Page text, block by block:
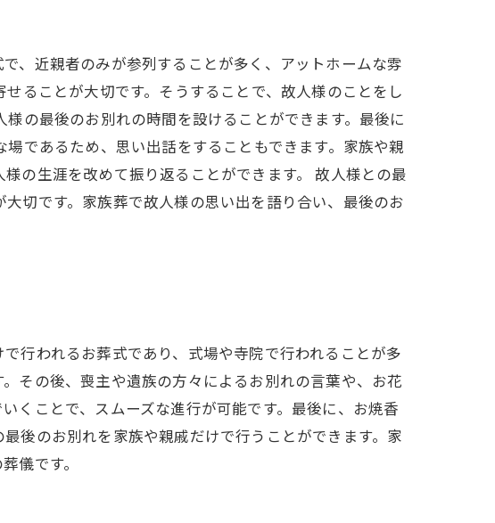
、近親者のみが参列することが多く、アットホームな雰
ることが大切です。そうすることで、故人様のことをし
の最後のお別れの時間を設けることができます。最後に
であるため、思い出話をすることもできます。家族や親
の生涯を改めて振り返ることができます。 故人様との最
切です。家族葬で故人様の思い出を語り合い、最後のお
行われるお葬式であり、式場や寺院で行われることが多
その後、喪主や遺族の方々によるお別れの言葉や、お花
くことで、スムーズな進行が可能です。最後に、お焼香
後のお別れを家族や親戚だけで行うことができます。家
儀です。